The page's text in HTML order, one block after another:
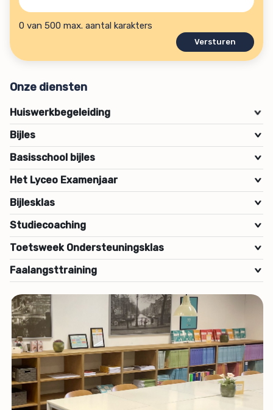
(Vereist)
hulpvraag?
0 van 500 max. aantal karakters
Onze diensten
Huiswerkbegeleiding >
Bijles >
Basisschool bijles >
Het Lyceo Examenjaar >
Bijlesklas >
Studiecoaching >
Toetsweek Ondersteuningsklas >
Faalangsttraining >